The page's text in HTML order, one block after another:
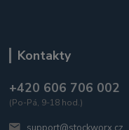
Kontakty
+420 606 706 002
(Po-Pá, 9-18 hod.)